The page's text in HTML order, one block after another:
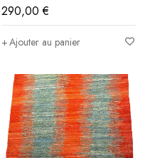
290,00€
Ajouter au panier